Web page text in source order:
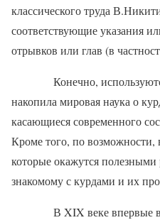
классического труда
соответствующие указания
отрывков или глав (в
Конечно,
накопила мировая наука о
касающиеся современного
Кроме того, по возможности,
которые окажутся
знакомому с курдами и их
В XIX веке впервые